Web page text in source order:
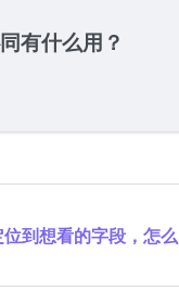
有什么用？
到想看的字段，怎么